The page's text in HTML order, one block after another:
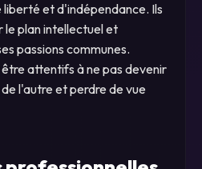
liberté et d'indépendance. Ils
le plan intellectuel et
passions communes.
attentifs à ne pas devenir
l'autre et perdre de vue